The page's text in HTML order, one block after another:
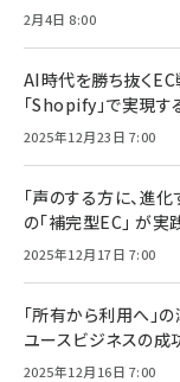
2月4日 8:00
AI時代を勝ち抜くEC
「Shopify」で実現す
2025年12月23日 7:00
「声のする方に、進
の「補完型EC」 が実
2025年12月17日 7:00
「所有から利用へ」
ユースビジネスの成
2025年12月16日 7:00